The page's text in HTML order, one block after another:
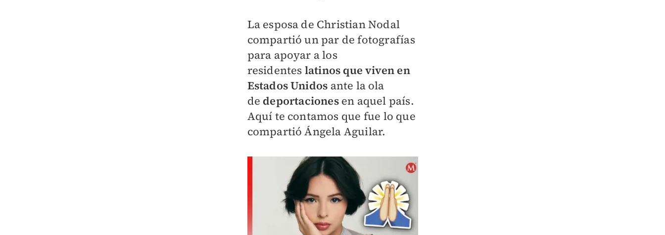
La esposa de Christian Nodal
compartió un par de fotografías
para apoyar a los
residentes latinos que viven en
Estados Unidos ante la ola
de deportaciones en aquel país.
Aquí te contamos que fue lo que
compartió Ángela Aguilar.